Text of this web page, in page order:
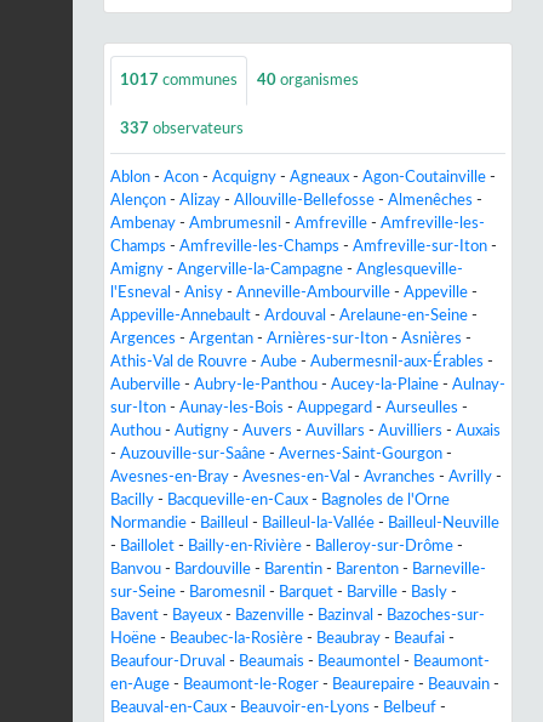
1017 communes 40 organismes
337 observateurs
Ablon - Acon - Acquigny - Agneaux - Agon-Coutainville -
Alençon - Alizay - Allouville-Bellefosse - Almenêches -
Ambenay - Ambrumesnil - Amfreville - Amfreville-les-
Champs - Amfreville-les-Champs - Amfreville-sur-Iton -
Amigny - Angerville-la-Campagne - Anglesqueville-
l'Esneval - Anisy - Anneville-Ambourville - Appeville -
Appeville-Annebault - Ardouval - Arelaune-en-Seine -
Argences - Argentan - Arnières-sur-Iton - Asnières -
Athis-Val de Rouvre - Aube - Aubermesnil-aux-Érables -
Auberville - Aubry-le-Panthou - Aucey-la-Plaine - Aulnay-
sur-Iton - Aunay-les-Bois - Auppegard - Aurseulles -
Authou - Autigny - Auvers - Auvillars - Auvilliers - Auxais
- Auzouville-sur-Saâne - Avernes-Saint-Gourgon -
Avesnes-en-Bray - Avesnes-en-Val - Avranches - Avrilly -
Bacilly - Bacqueville-en-Caux - Bagnoles de l'Orne
Normandie - Bailleul - Bailleul-la-Vallée - Bailleul-Neuville
- Baillolet - Bailly-en-Rivière - Balleroy-sur-Drôme -
Banvou - Bardouville - Barentin - Barenton - Barneville-
sur-Seine - Baromesnil - Barquet - Barville - Basly -
Bavent - Bayeux - Bazenville - Bazinval - Bazoches-sur-
Hoëne - Beaubec-la-Rosière - Beaubray - Beaufai -
Beaufour-Druval - Beaumais - Beaumontel - Beaumont-
en-Auge - Beaumont-le-Roger - Beaurepaire - Beauvain -
Beauval-en-Caux - Beauvoir-en-Lyons - Belbeuf -